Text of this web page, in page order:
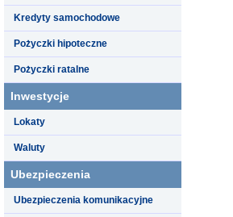
Kredyty samochodowe
Pożyczki hipoteczne
Pożyczki ratalne
Inwestycje
Lokaty
Waluty
Ubezpieczenia
Ubezpieczenia komunikacyjne